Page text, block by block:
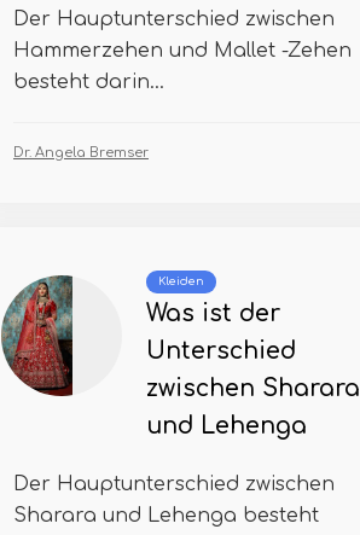
Der Hauptunterschied zwischen
Hammerzehen und Mallet -Zehen
besteht darin...
Dr. Angela Bremser
Kleiden
Was ist der
Unterschied
zwischen Sharara
und Lehenga
Der Hauptunterschied zwischen
Sharara und Lehenga besteht